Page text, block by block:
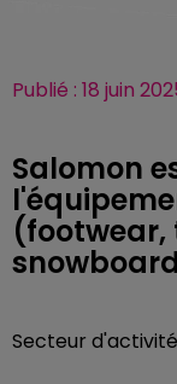
Publié : 18 juin
Salomon
(footwear,
Secteur